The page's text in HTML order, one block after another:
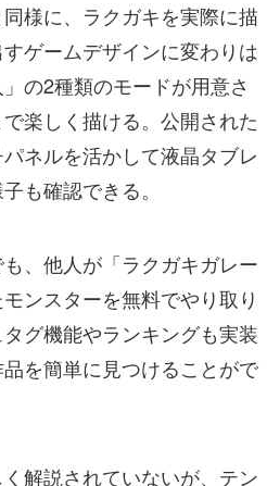
様に、ラクガキを実際に描
ゲームデザインに変わりは
の2種類のモードが用意さ
楽しく描ける。公開された
ネルを活かして液晶タブレ
も確認できる。
、他人が「ラクガキガレー
ンスターを無料でやり取り
グ機能やランキングも実装
を簡単に見つけることがで
解説されていないが、テン